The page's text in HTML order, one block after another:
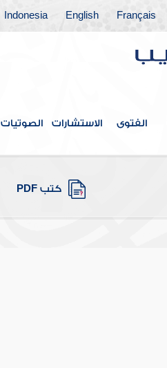
Français
English
Indonesia
الفتوى الاستشارات الصوتيات
كتب PDF